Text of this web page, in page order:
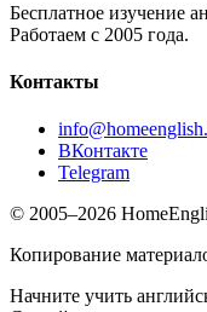
Бесплатное изучение
Работаем с 2005 года.
Контакты
ВКонтакте
Telegram
© 2005–2026
Копирование
Начните учить